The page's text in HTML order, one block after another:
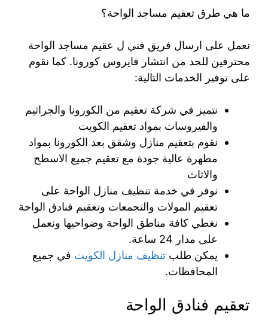
ما هي طرق تعقيم مساجد الواحة؟
نعمل على ارسال فريق فني ل عقيم مساجد الواحة
محترفين للحد من انتشار فايروس كورونا. كما نقوم
على توفير الخدمات التالية:
نتميز في شركة تعقيم من الكورونا والجراثيم
والفيروسات بمواد تعقيم الكويت
نقوم بتعقيم منازل وشقق بعد الكورونا بمواد
مطهرة عالية جودة مع تعقيم جميع الاسطح
والاثاث
نوفر في خدمة تنظيف منازل الواحة على
تعقيم المولات والتجمعات وتعقيم فنادق الواحة
نغطي كافة مناطق الواحة وضواحيها ونعمل
على مدار 24 ساعة.
يمكن طلب تنظيف منازل الكويت في جميع
المحافظات.
تعقيم فنادق الواحة